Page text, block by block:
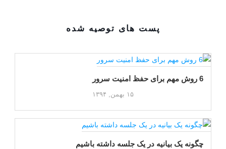
پست های توصیه شده
6 روش مهم برای حفظ امنیت سرور
۱۵ بهمن, ۱۳۹۴
چگونه یک بیانیه در یک جلسه داشته باشیم